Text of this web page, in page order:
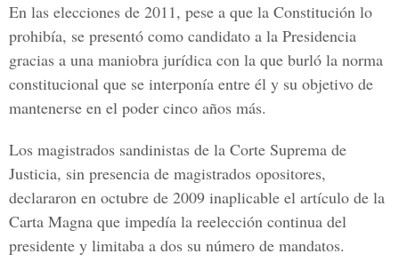
En las elecciones de 2011, pese a que la Constitución lo
prohibía, se presentó como candidato a la Presidencia
gracias a una maniobra jurídica con la que burló la norma
constitucional que se interponía entre él y su objetivo de
mantenerse en el poder cinco años más.
Los magistrados sandinistas de la Corte Suprema de
Justicia, sin presencia de magistrados opositores,
declararon en octubre de 2009 inaplicable el artículo de la
Carta Magna que impedía la reelección continua del
presidente y limitaba a dos su número de mandatos.